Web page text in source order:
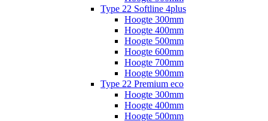
Type 22 Softline 4plus
Hoogte 300mm
Hoogte 400mm
Hoogte 500mm
Hoogte 600mm
Hoogte 700mm
Hoogte 900mm
Type 22 Premium eco
Hoogte 300mm
Hoogte 400mm
Hoogte 500mm